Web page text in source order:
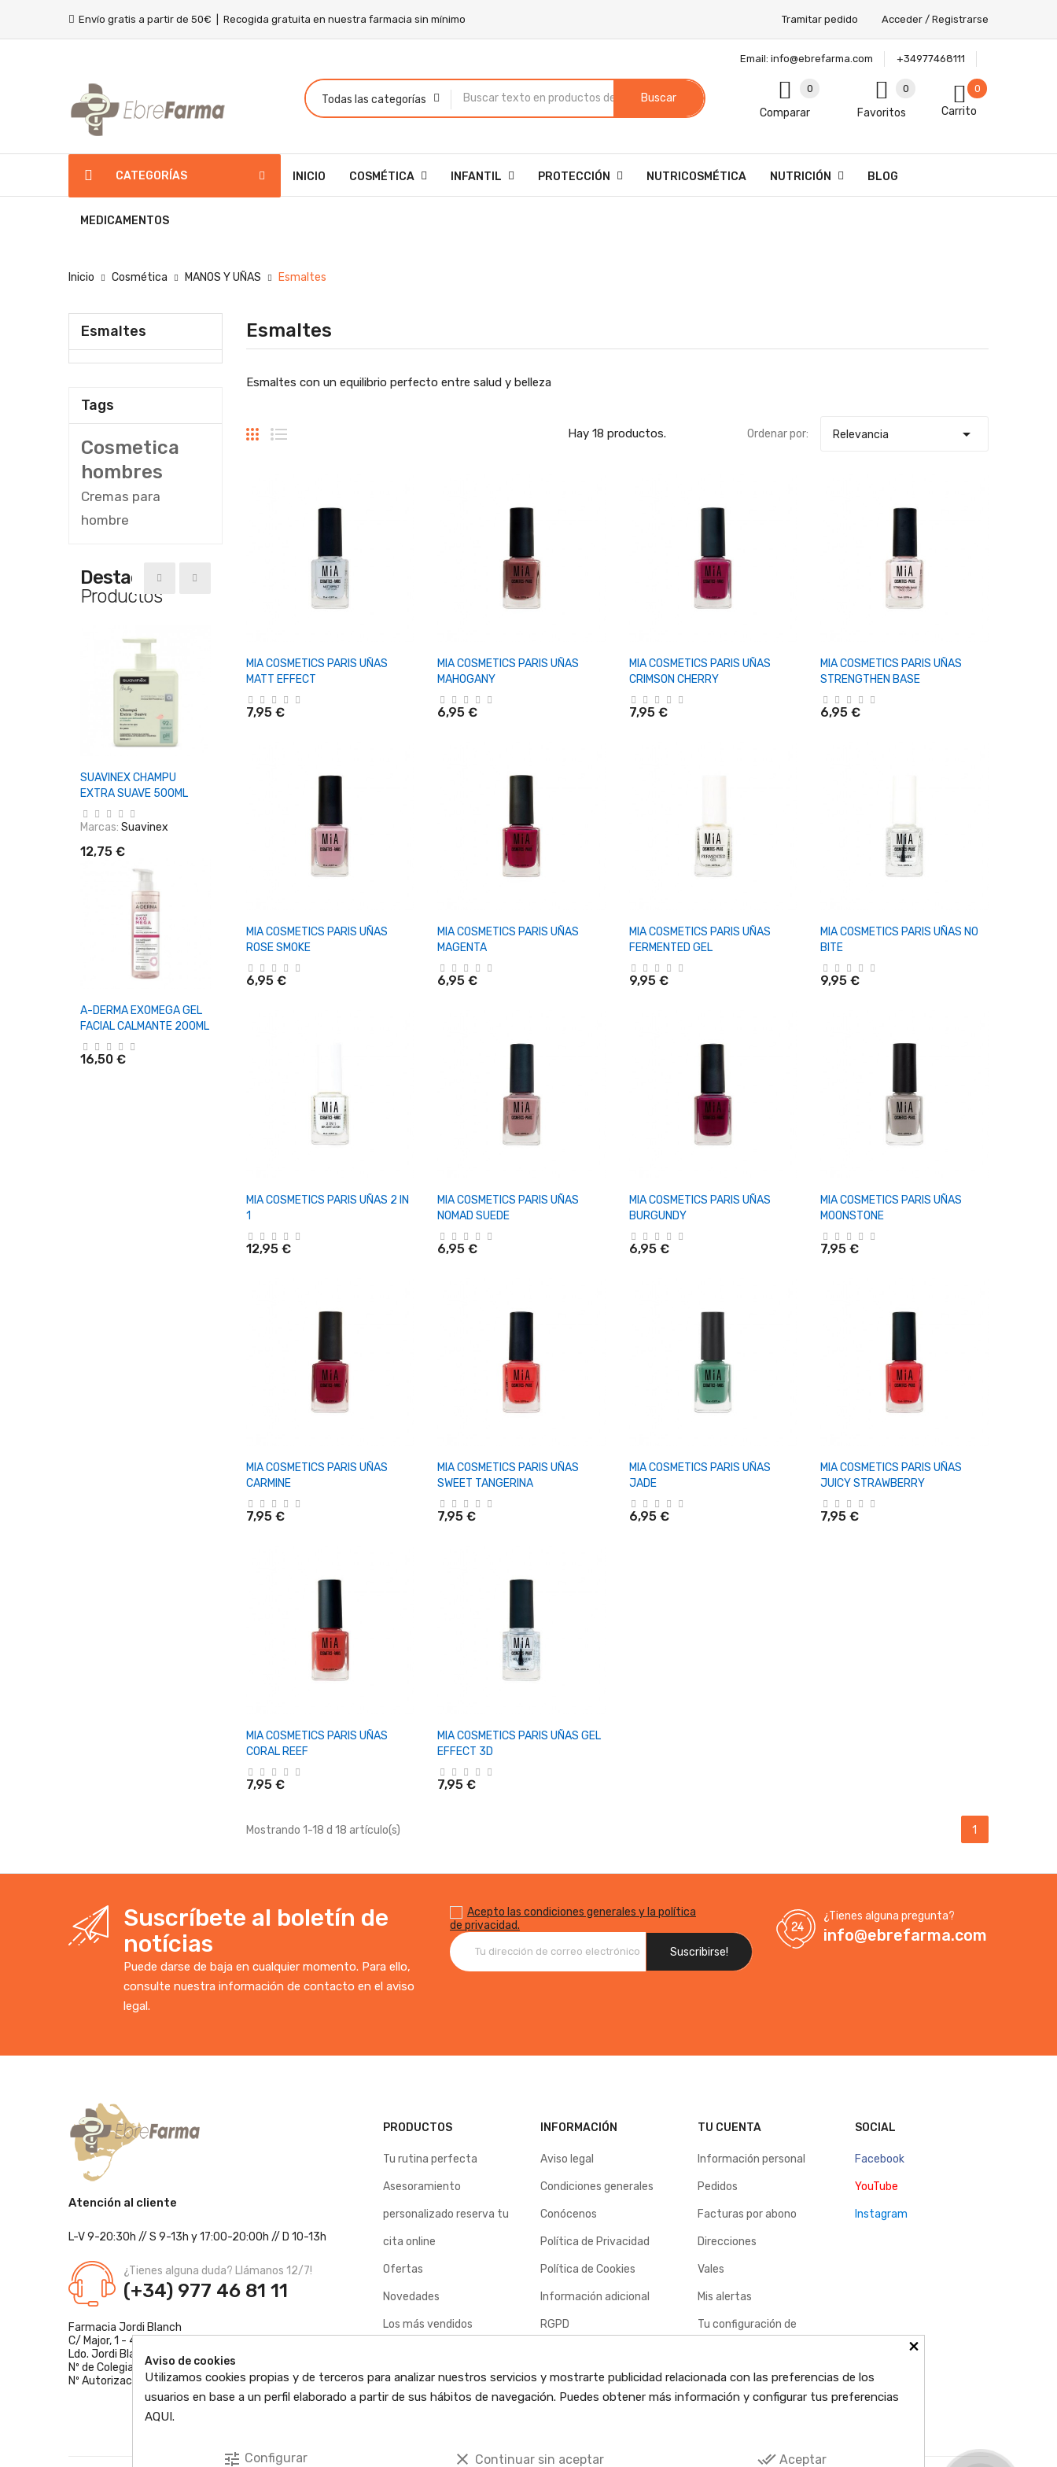
Envío gratis a partir de 50€ | Recogida gratuita en nuestra farmacia sin mínimo Acceder / Registrarse
Tramitar pedido
+34977468111
Email: info@ebrefarma.com
Buscar
0
Carrito
0
Favoritos
0
Comparar
CATEGORÍAS INICIO COSMÉTICA INFANTIL PROTECCIÓN NUTRICOSMÉTICA NUTRICIÓN BLOG
MEDICAMENTOS
Inicio Cosmética MANOS Y UÑAS Esmaltes
Esmaltes
Tags
Cosmetica
hombres
Cremas para
hombre
Destacado
Productos
+ Añadir Al Carrito
SUAVINEX CHAMPU
EXTRA SUAVE 500ML
Marcas: Suavinex
12,75 €
+ Añadir Al Carrito
A-DERMA EXOMEGA GEL
FACIAL CALMANTE 200ML
16,50 €
Esmaltes
Esmaltes con un equilibrio perfecto entre salud y belleza
Hay 18 productos. Ordenar por: Relevancia 
+ Añadir Al Carrito
MIA COSMETICS PARIS UÑAS
MATT EFFECT
7,95 €
+ Añadir Al Carrito
MIA COSMETICS PARIS UÑAS
MAHOGANY
6,95 €
+ Añadir Al Carrito
MIA COSMETICS PARIS UÑAS
CRIMSON CHERRY
7,95 €
+ Añadir Al Carrito
MIA COSMETICS PARIS UÑAS
STRENGTHEN BASE
6,95 €
+ Añadir Al Carrito
MIA COSMETICS PARIS UÑAS
ROSE SMOKE
6,95 €
+ Añadir Al Carrito
MIA COSMETICS PARIS UÑAS
MAGENTA
6,95 €
+ Añadir Al Carrito
MIA COSMETICS PARIS UÑAS
FERMENTED GEL
9,95 €
+ Añadir Al Carrito
MIA COSMETICS PARIS UÑAS NO
BITE
9,95 €
+ Añadir Al Carrito
MIA COSMETICS PARIS UÑAS 2 IN
1
12,95 €
+ Añadir Al Carrito
MIA COSMETICS PARIS UÑAS
NOMAD SUEDE
6,95 €
+ Añadir Al Carrito
MIA COSMETICS PARIS UÑAS
BURGUNDY
6,95 €
+ Añadir Al Carrito
MIA COSMETICS PARIS UÑAS
MOONSTONE
7,95 €
+ Añadir Al Carrito
MIA COSMETICS PARIS UÑAS
CARMINE
7,95 €
+ Añadir Al Carrito
MIA COSMETICS PARIS UÑAS
SWEET TANGERINA
7,95 €
+ Añadir Al Carrito
MIA COSMETICS PARIS UÑAS
JADE
6,95 €
+ Añadir Al Carrito
MIA COSMETICS PARIS UÑAS
JUICY STRAWBERRY
7,95 €
+ Añadir Al Carrito
MIA COSMETICS PARIS UÑAS
CORAL REEF
7,95 €
+ Añadir Al Carrito
MIA COSMETICS PARIS UÑAS GEL
EFFECT 3D
7,95 €
Mostrando 1-18 d 18 artículo(s) 1
Suscríbete al boletín de
notícias
Puede darse de baja en cualquier momento. Para ello,
consulte nuestra información de contacto en el aviso
legal.
Acepto las condiciones generales y la política
de privacidad.
¿Tienes alguna pregunta?
info@ebrefarma.com
Atención al cliente
L-V 9-20:30h // S 9-13h y 17:00-20:00h // D 10-13h
¿Tienes alguna duda? Llámanos 12/7!
(+34) 977 46 81 11
Farmacia Jordi Blanch
C/ Major, 1 - 43877
Ldo. Jordi Blanch Pastor
Nº de Colegiado: 870
Nº Autorización: F4300109
PRODUCTOS
Tu rutina perfecta
Asesoramiento
personalizado reserva tu
cita online
Ofertas
Novedades
Los más vendidos
INFORMACIÓN
Aviso legal
Condiciones generales
Conócenos
Política de Privacidad
Política de Cookies
Información adicional
RGPD
Envíos
TU CUENTA
Información personal
Pedidos
Facturas por abono
Direcciones
Vales
Mis alertas
Tu configuración de
SOCIAL
Facebook
YouTube
Instagram
×
Aviso de cookies
Utilizamos cookies propias y de terceros para analizar nuestros servicios y mostrarte publicidad relacionada con las preferencias de los
usuarios en base a un perfil elaborado a partir de sus hábitos de navegación. Puedes obtener más información y configurar tus preferencias
AQUI.
done_all Aceptar
clear Continuar sin aceptar
tune Configurar